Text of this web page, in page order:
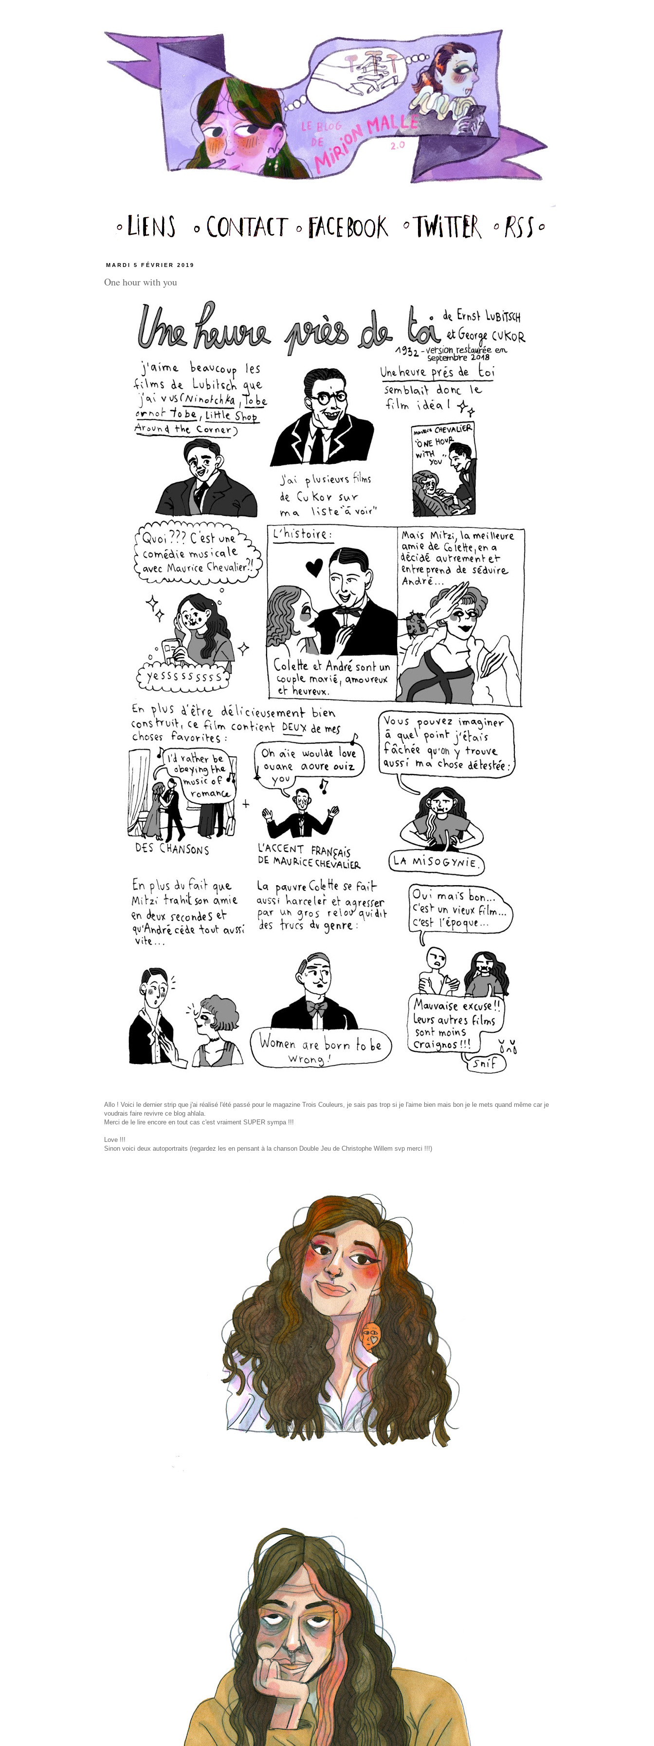
MARDI 5 FÉVRIER 2019
One hour with you
Allo ! Voici le dernier strip que j'ai réalisé l'été passé pour le magazine Trois Couleurs, je sais pas trop si je l'aime bien mais bon je le mets quand même car je
voudrais faire revivre ce blog ahlala.
Merci de le lire encore en tout cas c'est vraiment SUPER sympa !!!
Love !!!
Sinon voici deux autoportraits (regardez les en pensant à la chanson Double Jeu de Christophe Willem svp merci !!!)